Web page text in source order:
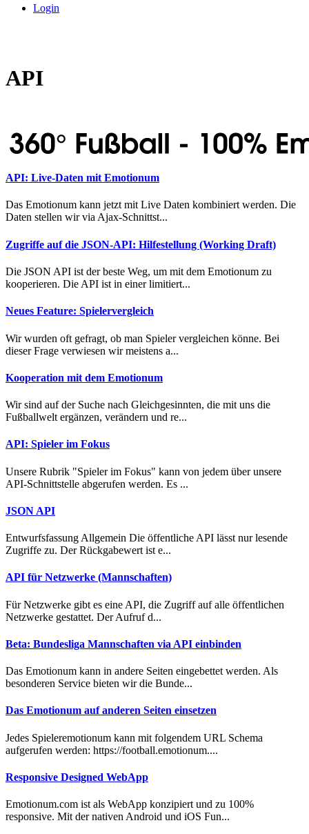
Login
API
API: Live-Daten mit Emotionum
Das Emotionum kann jetzt mit Live Daten kombiniert werden. Die
Daten stellen wir via Ajax-Schnittst...
Zugriffe auf die JSON-API: Hilfestellung (Working Draft)
Die JSON API ist der beste Weg, um mit dem Emotionum zu
kooperieren. Die API ist in einer limitiert...
Neues Feature: Spielervergleich
Wir wurden oft gefragt, ob man Spieler vergleichen könne. Bei
dieser Frage verwiesen wir meistens a...
Kooperation mit dem Emotionum
Wir sind auf der Suche nach Gleichgesinnten, die mit uns die
Fußballwelt ergänzen, verändern und re...
API: Spieler im Fokus
Unsere Rubrik "Spieler im Fokus" kann von jedem über unsere
API-Schnittstelle abgerufen werden. Es ...
JSON API
Entwurfsfassung Allgemein Die öffentliche API lässt nur lesende
Zugriffe zu. Der Rückgabewert ist e...
API für Netzwerke (Mannschaften)
Für Netzwerke gibt es eine API, die Zugriff auf alle öffentlichen
Netzwerke gestattet. Der Aufruf d...
Beta: Bundesliga Mannschaften via API einbinden
Das Emotionum kann in andere Seiten eingebettet werden. Als
besonderen Service bieten wir die Bunde...
Das Emotionum auf anderen Seiten einsetzen
Jedes Spieleremotionum kann mit folgendem URL Schema
aufgerufen werden: https://football.emotionum....
Responsive Designed WebApp
Emotionum.com ist als WebApp konzipiert und zu 100%
responsive. Mit der nativen Android und iOS Fun...